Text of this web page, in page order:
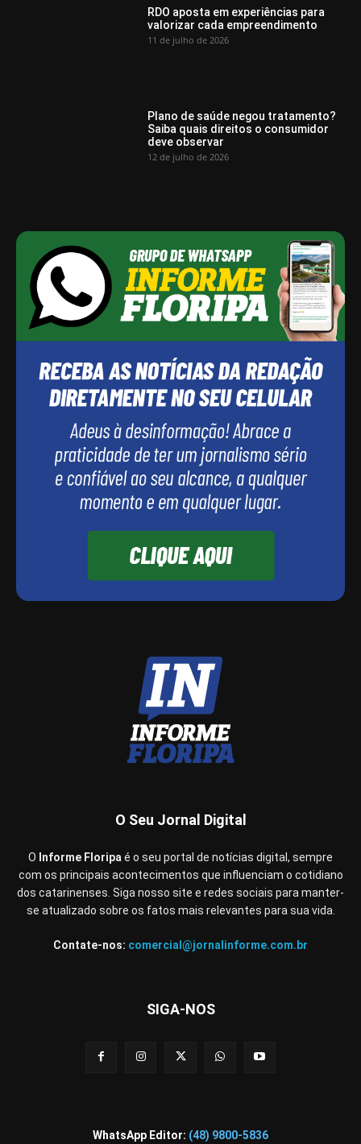
RDO aposta em experiências para
valorizar cada empreendimento
11 de julho de 2026
Plano de saúde negou tratamento?
Saiba quais direitos o consumidor
deve observar
12 de julho de 2026
O Seu Jornal Digital
O Informe Floripa é o seu portal de notícias digital, sempre
com os principais acontecimentos que influenciam o cotidiano
dos catarinenses. Siga nosso site e redes sociais para manter-
se atualizado sobre os fatos mais relevantes para sua vida.
Contate-nos: comercial@jornalinforme.com.br
SIGA-NOS
WhatsApp Editor: (48) 9800-5836